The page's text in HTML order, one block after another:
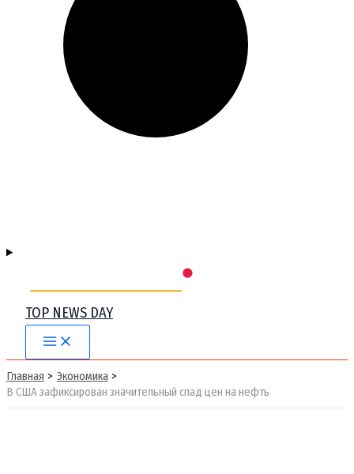
TOP NEWS DAY
Main
Menu
Главная
Экономика
В США зафиксирован значительный спад цен на нефть